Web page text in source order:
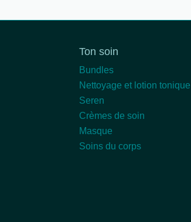
Ton soin
Bundles
Nettoyage et lotion tonique
Seren
Crèmes de soin
Masque
Soins du corps